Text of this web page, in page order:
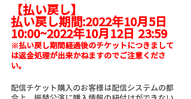
【払い戻し】
払い戻し期間:2022年10月5日
10:00~2022年10月12日 23:59
※払い戻し期間経過後のチケットにつきまして
は返金処理が出来かねますのでご注意くださ
い。
配信チケット購入のお客様は配信システムの都